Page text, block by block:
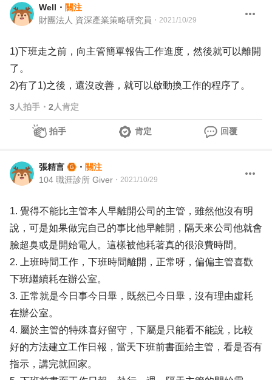
Well ・ 關注
財團法人 資深產業策略研究員 ・ 2021/10/29
1)下班走之前，向主管簡單報告工作進度，然後就可以離開
了。
2)有了1)之後，還沒改善，就可以啟動換工作的程序了。
3人拍手 ・ 2 人肯定
拍手 肯定 回覆
張精言 ・ 關注
104 職涯診所 Giver ・ 2021/10/29
1. 覺得不能比主管本人早離開公司的主管，雖然他沒有明
說，可是如果做完自己的事比他早離開，隔天來公司他就會
臉超臭或是開始電人。這樣被他耗著真的很浪費時間。
2. 上班時間工作，下班時間離開，正常呀，偏偏主管喜歡
下班繼續耗在辦公室。
3. 正常就是今日事今日畢，既然已今日畢，沒有理由虛耗
在辦公室。
4. 屬於主管的特殊喜好留守，下屬是只能看不能說，比較
好的方法建立工作日報，當天下班前書面給主管，看是否有
指示，講完就回家。